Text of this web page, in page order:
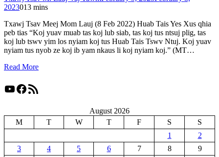
2023013 mins
Txawj Tsav Meej Mom Lauj (8 Feb 2022) Huab Tais Yes Xus qhia
peb tias “Koj yuav muab tas koj lub siab, tas koj tus ntsuj plig, tas
koj lub tswv yim los nyiam koj tus Huab Tais Tswv Ntuj. Koj yuav
nyiam tus nyob ze koj ib yam nkaus li koj nyiam koj.” (MT…
Read More
YouTube
Facebook
RSS Feed
August 2026
M
T W T F S
S
1
2
3
4 5 6 7 8
9